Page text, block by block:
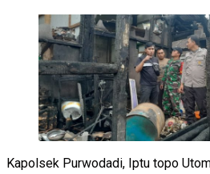
Kapolsek Purwodadi, Iptu topo